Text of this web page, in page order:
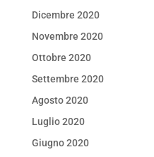
Dicembre 2020
Novembre 2020
Ottobre 2020
Settembre 2020
Agosto 2020
Luglio 2020
Giugno 2020